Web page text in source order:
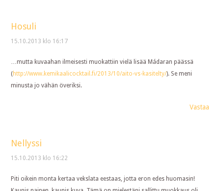
Hosuli
15.10.2013 klo 16:17
…mutta kuvaahan ilmeisesti muokattiin vielä lisää Mádaran päässä
(http://www.kemikaalicocktail.fi/2013/10/aito-vs-kasitelty/). Se meni
minusta jo vähän överiksi.
Vastaa
Nellyssi
15.10.2013 klo 16:22
Piti oikein monta kertaa vekslata eestaas, jotta eron edes huomasin!